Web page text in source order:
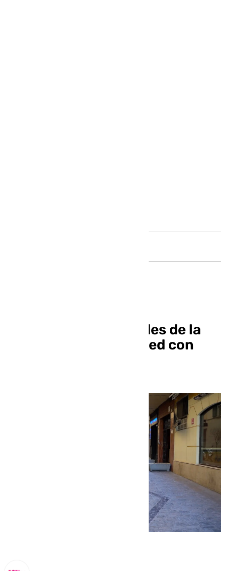
El canto a las libertades de la
mujer de Alba LaMerced con